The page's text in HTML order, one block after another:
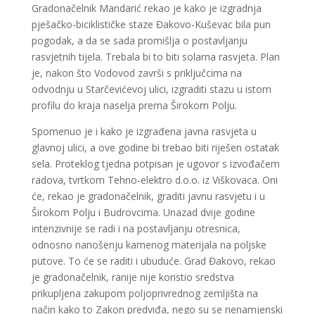
Gradonačelnik Mandarić rekao je kako je izgradnja
pješačko-biciklističke staze Đakovo-Kuševac bila pun
pogodak, a da se sada promišlja o postavljanju
rasvjetnih tijela. Trebala bi to biti solarna rasvjeta. Plan
je, nakon što Vodovod završi s priključcima na
odvodnju u Starčevićevoj ulici, izgraditi stazu u istom
profilu do kraja naselja prema Širokom Polju.
Spomenuo je i kako je izgrađena javna rasvjeta u
glavnoj ulici, a ove godine bi trebao biti riješen ostatak
sela. Proteklog tjedna potpisan je ugovor s izvođačem
radova, tvrtkom Tehno-elektro d.o.o. iz Viškovaca. Oni
će, rekao je gradonačelnik, graditi javnu rasvjetu i u
Širokom Polju i Budrovcima. Unazad dvije godine
intenzivnije se radi i na postavljanju otresnica,
odnosno nanošenju kamenog materijala na poljske
putove. To će se raditi i ubuduće. Grad Đakovo, rekao
je gradonačelnik, ranije nije koristio sredstva
prikupljena zakupom poljoprivrednog zemljišta na
način kako to Zakon predviđa, nego su se nenamjenski